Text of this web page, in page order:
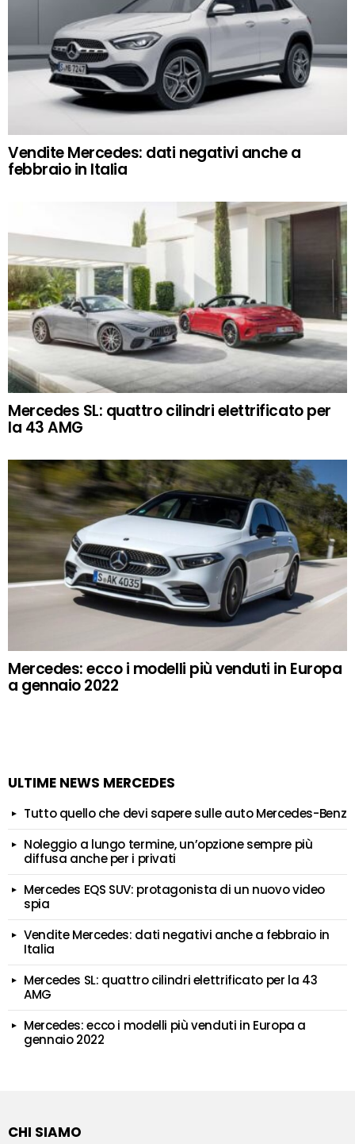
Vendite Mercedes: dati negativi anche a
febbraio in Italia
Mercedes SL: quattro cilindri elettrificato per
la 43 AMG
Mercedes: ecco i modelli più venduti in Europa
a gennaio 2022
ULTIME NEWS MERCEDES
Tutto quello che devi sapere sulle auto Mercedes-Benz
Noleggio a lungo termine, un’opzione sempre più
diffusa anche per i privati
Mercedes EQS SUV: protagonista di un nuovo video
spia
Vendite Mercedes: dati negativi anche a febbraio in
Italia
Mercedes SL: quattro cilindri elettrificato per la 43
AMG
Mercedes: ecco i modelli più venduti in Europa a
gennaio 2022
CHI SIAMO